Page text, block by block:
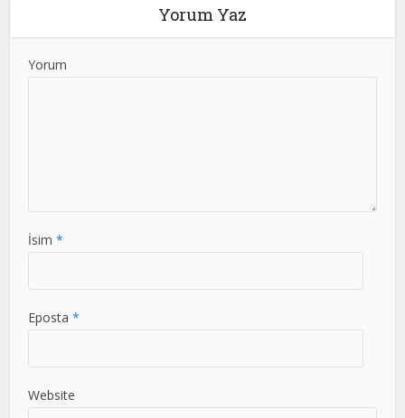
Yorum Yaz
Yorum
İsim *
Eposta *
Website